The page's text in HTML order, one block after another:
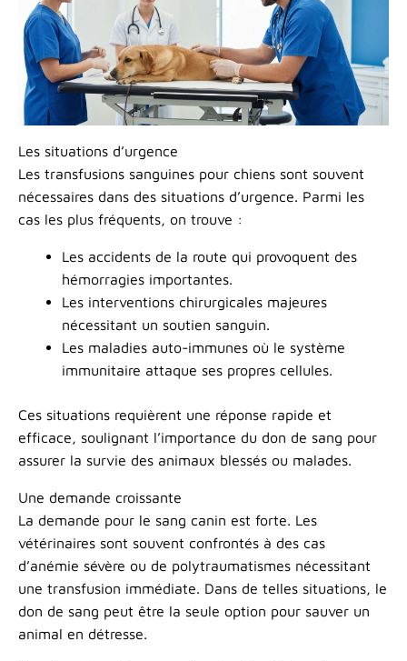
Les situations d’urgence
Les transfusions sanguines pour chiens sont souvent
nécessaires dans des situations d’urgence. Parmi les
cas les plus fréquents, on trouve :
Les accidents de la route qui provoquent des
hémorragies importantes.
Les interventions chirurgicales majeures
nécessitant un soutien sanguin.
Les maladies auto-immunes où le système
immunitaire attaque ses propres cellules.
Ces situations requièrent une réponse rapide et
efficace, soulignant l’importance du don de sang pour
assurer la survie des animaux blessés ou malades.
Une demande croissante
La demande pour le sang canin est forte. Les
vétérinaires sont souvent confrontés à des cas
d’anémie sévère ou de polytraumatismes nécessitant
une transfusion immédiate. Dans de telles situations, le
don de sang peut être la seule option pour sauver un
animal en détresse.